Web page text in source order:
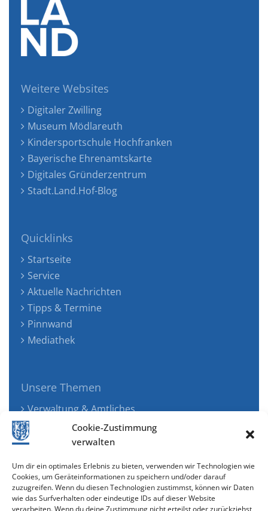
Cookie-Zustimmung
verwalten
Um dir ein optimales Erlebnis zu bieten, verwenden wir Technologien wie
Cookies, um Geräteinformationen zu speichern und/oder darauf
zuzugreifen. Wenn du diesen Technologien zustimmst, können wir Daten
wie das Surfverhalten oder eindeutige IDs auf dieser Website
verarbeiten. Wenn du deine Zustimmung nicht erteilst oder zurückziehst,
Weitere Websites
Digitaler Zwilling
Museum Mödlareuth
Kindersportschule Hochfranken
Bayerische Ehrenamtskarte
Digitales Gründerzentrum
Stadt.Land.Hof-Blog
Quicklinks
Startseite
Service
Aktuelle Nachrichten
Tipps & Termine
Pinnwand
Mediathek
Unsere Themen
Verwaltung & Amtliches
Jugend, Familie & Gesundheit
Tourismus, Freizeit & Ökologie
Wirtschaft & Verkehr
Senioren & Inklusion